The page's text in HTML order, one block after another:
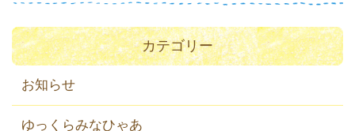
カテゴリー
お知らせ
ゆっくらみなひゃあ